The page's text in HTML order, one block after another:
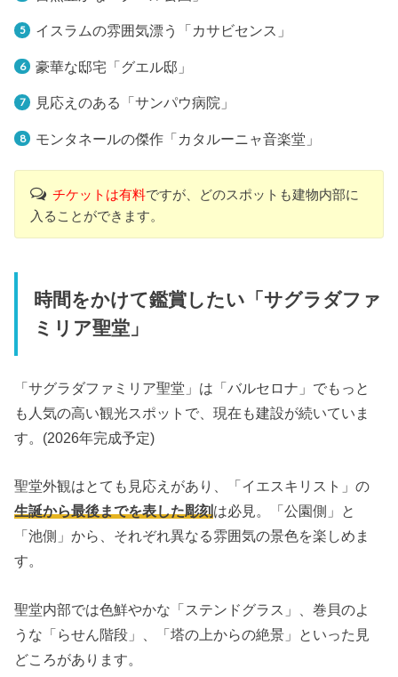
イスラムの雰囲気漂う「カサビセンス」
豪華な邸宅「グエル邸」
見応えのある「サンパウ病院」
モンタネールの傑作「カタルーニャ音楽堂」
チケットは有料ですが、どのスポットも建物内部に
入ることができます。
時間をかけて鑑賞したい「サグラダファ
ミリア聖堂」
「サグラダファミリア聖堂」は「バルセロナ」でもっと
も人気の高い観光スポットで、現在も建設が続いていま
す。(2026年完成予定)
聖堂外観はとても見応えがあり、「イエスキリスト」の
生誕から最後までを表した彫刻は必見。「公園側」と
「池側」から、それぞれ異なる雰囲気の景色を楽しめま
す。
聖堂内部では色鮮やかな「ステンドグラス」、巻貝のよ
うな「らせん階段」、「塔の上からの絶景」といった見
どころがあります。